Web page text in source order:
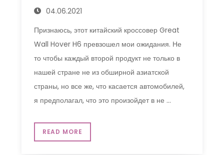
04.06.2021
Признаюсь, этот китайский кроссовер Great
Wall Hover H6 превзошел мои ожидания. Не
то чтобы каждый второй продукт не только в
нашей стране не из обширной азиатской
страны, но все же, что касается автомобилей,
я предполагал, что это произойдет в не …
READ MORE